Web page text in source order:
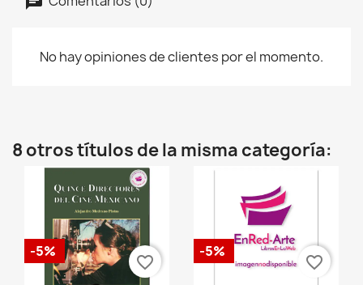
No hay opiniones de clientes por el momento.
8 otros títulos de la misma categoría:
-5%
favorite_border
-5%
favorite_border